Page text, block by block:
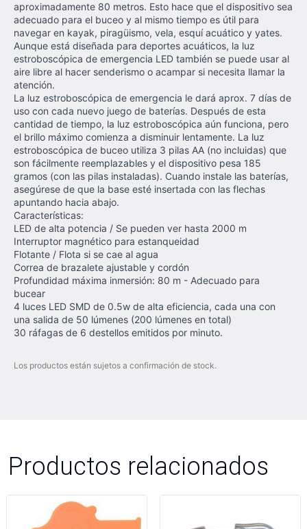
aproximadamente 80 metros. Esto hace que el dispositivo sea
adecuado para el buceo y al mismo tiempo es útil para
navegar en kayak, piragüismo, vela, esquí acuático y yates.
Aunque está diseñada para deportes acuáticos, la luz
estroboscópica de emergencia LED también se puede usar al
aire libre al hacer senderismo o acampar si necesita llamar la
atención.
La luz estroboscópica de emergencia le dará aprox. 7 días de
uso con cada nuevo juego de baterías. Después de esta
cantidad de tiempo, la luz estroboscópica aún funciona, pero
el brillo máximo comienza a disminuir lentamente. La luz
estroboscópica de buceo utiliza 3 pilas AA (no incluidas) que
son fácilmente reemplazables y el dispositivo pesa 185
gramos (con las pilas instaladas). Cuando instale las baterías,
asegúrese de que la base esté insertada con las flechas
apuntando hacia abajo.
Características:
LED de alta potencia / Se pueden ver hasta 2000 m
Interruptor magnético para estanqueidad
Flotante / Flota si se cae al agua
Correa de brazalete ajustable y cordón
Profundidad máxima inmersión: 80 m - Adecuado para
bucear
4 luces LED SMD de 0.5w de alta eficiencia, cada una con
una salida de 50 lúmenes (200 lúmenes en total)
30 ráfagas de 6 destellos emitidos por minuto.
Los productos están sujetos a confirmación de stock.
Productos relacionados